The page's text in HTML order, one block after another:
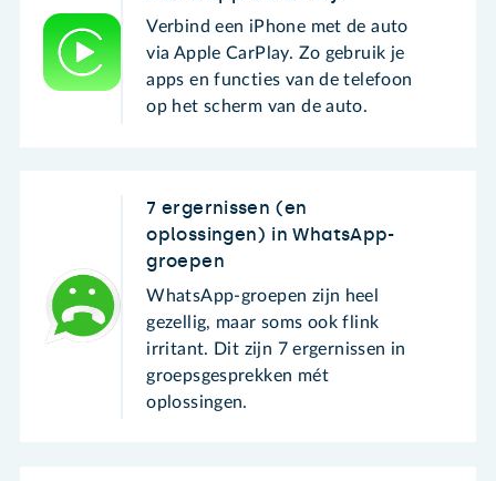
Verbind een iPhone met de auto
via Apple CarPlay. Zo gebruik je
apps en functies van de telefoon
op het scherm van de auto.
7 ergernissen (en
oplossingen) in WhatsApp-
groepen
WhatsApp-groepen zijn heel
gezellig, maar soms ook flink
irritant. Dit zijn 7 ergernissen in
groepsgesprekken mét
oplossingen.